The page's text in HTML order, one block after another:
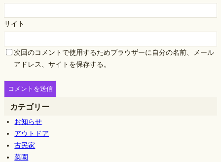
サイト
次回のコメントで使用するためブラウザーに自分の名前、メール
アドレス、サイトを保存する。
カテゴリー
お知らせ
アウトドア
古民家
菜園